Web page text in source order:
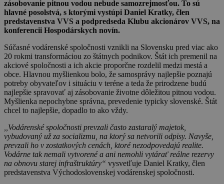
zásobovanie pitnou vodou nebude samozrejmosťou. To sú
hlavné posolstvá, s ktorými vystúpi Daniel Kratky, člen
predstavenstva VVS a podpredseda Klubu akcionárov VVS, na
konferencii Hospodárskych novín.
Súčasné vodárenské spoločnosti vznikli na Slovensku pred viac ako
20 rokmi transformáciou zo štátnych podnikov. Štát ich premenil na
akciové spoločnosti a ich akcie proporčne rozdelil medzi mestá a
obce. Hlavnou myšlienkou bolo, že samosprávy najlepšie poznajú
potreby obyvateľov i situáciu v teréne a teda že prirodzene budú
najlepšie spravovať aj zásobovanie životne dôležitou pitnou vodou.
Myšlienka nepochybne správna, prevedenie typicky slovenské. Štát
chcel to najlepšie, dopadlo to ako vždy.
,,Vodárenské spoločnosti prevzali často zastaralý majetok,
vybudovaný už za socializmu, na ktorý sa netvorili odpisy. Navyše,
prevzali ho v zostatkových cenách, ktoré nezodpovedajú realite.
Vodárne tak nemali vytvorené a ani nemohli vytárať reálne rezervy
na obnovu starej infraštruktúry“ vysvetľuje Daniel Kratky, člen
predstavenstva Východoslovenskej vodárenskej spoločnosti.